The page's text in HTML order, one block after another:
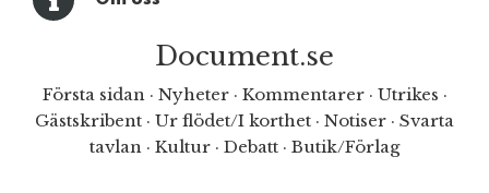
Document.se
Första sidan· Nyheter· Kommentarer· Utrikes ·
Gästskribent · Ur flödet/I korthet · Notiser · Svarta
tavlan · Kultur · Debatt · Butik/Förlag